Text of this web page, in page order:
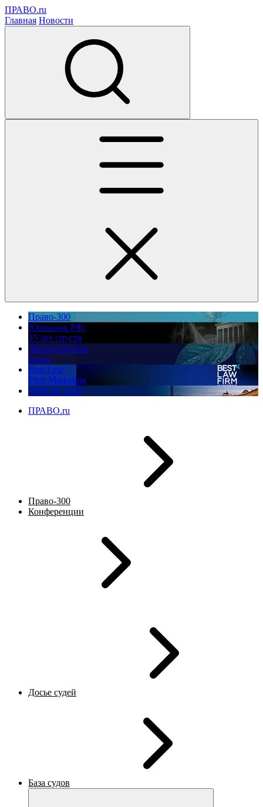
ПРАВО.ru
Главная Новости
Право-300
Юррынок РФ:
35 лет спустя
Экологическое
право
Best Law
Firm Marketing
ПМЮФ 2026
ПРАВО.ru
Право-300
Конференции
Досье судей
База судов